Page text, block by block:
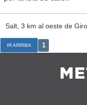
Salt, 3 km al oeste de
IR ARRIBA 1